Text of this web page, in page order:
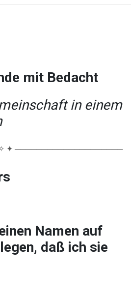
mit Bedacht
in einem
✦ ────────────────────
Namen auf
daß ich sie